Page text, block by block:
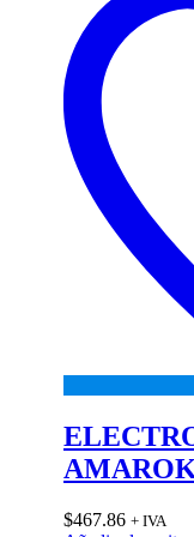
$467.86 + IVA